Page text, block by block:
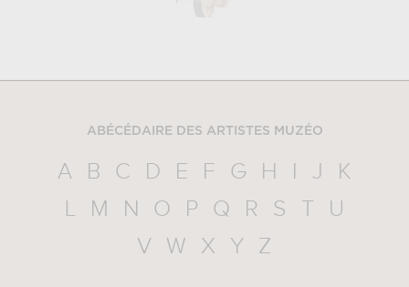
ABÉCÉDAIRE DES ARTISTES MUZÉO
A B C D E F G H I J
K
L
M N O P Q R S T
U
V
W X Y Z